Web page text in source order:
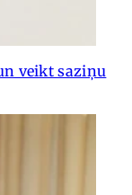
veikt saziņu